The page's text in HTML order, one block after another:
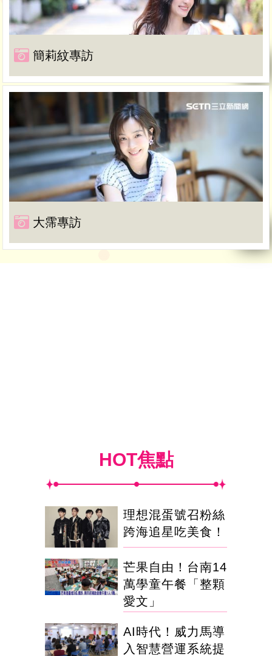
簡莉紋專訪
大霈專訪
HOT焦點
理想混蛋號召粉絲
跨海追星吃美食！
芒果自由！台南14
萬學童午餐「整顆
愛文」
AI時代！威力馬導
入智慧營運系統提